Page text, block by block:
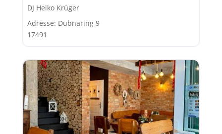
DJ Heiko Krüger
Adresse: Dubnaring 9
17491